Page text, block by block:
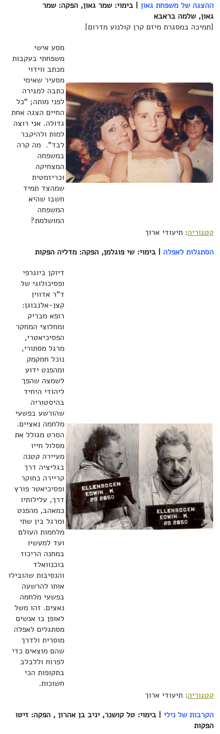
ההצגה של משפחת גאון | בימוי: שמר גאון, הפקה: שמר
גאון, שלמה בראבא
[תמיכה במסגרת מיזם קרן קולנוע מדרום]
מסע אישי
משפחתי בעקבות
מכתב ווידוי
מסעיר שאימי
כתבה למגירה
לפני מותה; "כל
החיים הצגה אחת
גדולה. אני רוצה
למות ולהיקבר
לבד". מה קרה
במשפחה
המצחיקה
וכריזמטית
שמהצד תמיד
חשבו שהיא
המשפחה
המושלמת?
קטגוריה: תיעודי ארוך
הסתגלות לאפלה | בימוי: שי פוגלמן, הפקה: מדליה הפקות
דיוקן ביוגרפי
ופסיכולוגי של
ד"ר אדווין
קצן-אלנבוגן:
רופא מבריק
ומחלוצי המחקר
הפסיכיאטרי,
מרגל מסתורי,
נוכל חמקמק
ומהפנט ידוע
לשמצה שהפך
ליהודי היחיד
בהיסטוריה
שהורשע בפשעי
מלחמה נאציים.
הסרט מגולל את
מסלול חייו
מעיירה קטנה
בגליציה דרך
קריירה כחוקר
ופסיכיאטר פורץ
דרך, עלילותיו
כמאהב, מהפנט
ומרגל בין שתי
מלחמות העולם
ועד למעשיו
במחנה הריכוז
בוכנוואלד
והנסיבות שהובילו
אותו להרשעה
בפשעי מלחמה
נאצים. זהו משל
לאופן בו אנשים
מסתגלים לאפלה
מוסרית ולדרך
שהם מוצאים כדי
לפרוח וללבלב
בתקופות הכי
חשוכות.
קטגוריה: תיעודי ארוך
הקרבות של נילי | בימוי: טל קושנר, יניב בן אהרון , הפקה: זיטו
הפקות